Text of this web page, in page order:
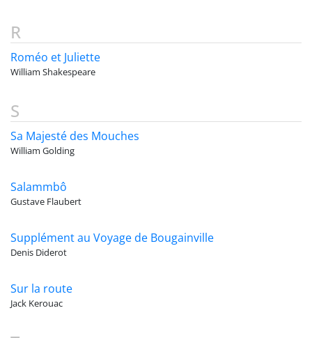
R
Roméo et Juliette
William Shakespeare
S
Sa Majesté des Mouches
William Golding
Salammbô
Gustave Flaubert
Supplément au Voyage de Bougainville
Denis Diderot
Sur la route
Jack Kerouac